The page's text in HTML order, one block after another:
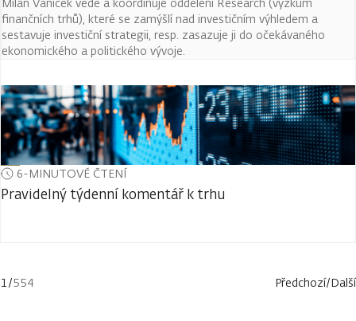
finančních trhů), které se zamýšlí nad investičním výhledem a
sestavuje investiční strategii, resp. zasazuje ji do očekávaného
ekonomického a politického vývoje.
6-MINUTOVÉ ČTENÍ
Pravidelný týdenní komentář k trhu
1/554 Předchozí/Další